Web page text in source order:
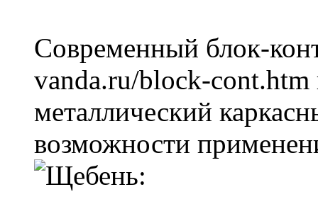
Современный блок-
vanda.ru/block-cont.htm
металлический
возможности